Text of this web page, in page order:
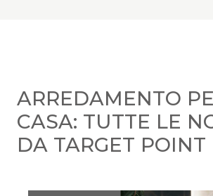
ARREDAMENTO
CASA: TUTTE LE
DA TARGET POINT